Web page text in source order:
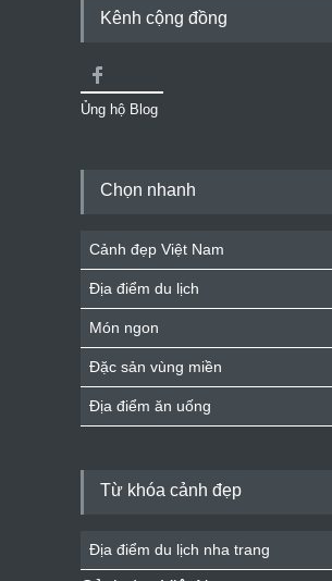
Kênh cộng đồng
Ủng hộ Blog
Chọn nhanh
Cảnh đẹp Việt Nam
Địa điểm du lịch
Món ngon
Đặc sản vùng miền
Địa điểm ăn uống
Từ khóa cảnh đẹp
Địa điểm du lịch nha trang